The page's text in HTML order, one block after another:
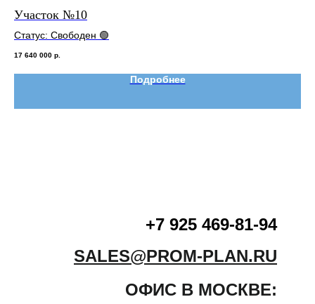
Участок №10
Статус: Свободен 🟢
17 640 000 р.
Подробнее
+7 925 469-81-94
SALES@PROM-PLAN.RU
ОФИС В МОСКВЕ: